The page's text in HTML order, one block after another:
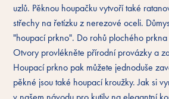
uzlů. Pěknou houpačku vytvoří také
střechy na řetízku z nerezové oceli.
"houpací prkno". Do rohů plochého prkna
Otvory provlékněte přírodní provázky a
Houpací prkno pak můžete jednoduše
pěkné jsou také houpací kroužky. Jak si